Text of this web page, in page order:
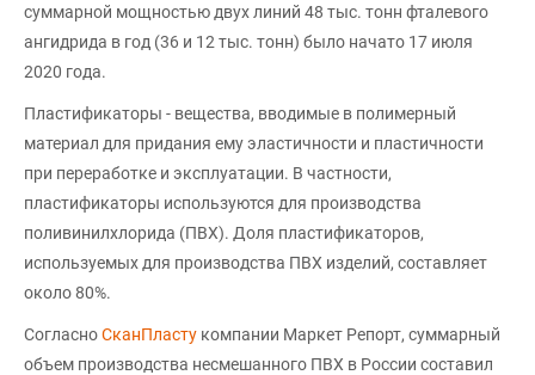
суммарной мощностью двух линий 48 тыс. тонн фталевого
ангидрида в год (36 и 12 тыс. тонн) было начато 17 июля
2020 года.
Пластификаторы - вещества, вводимые в полимерный
материал для придания ему эластичности и пластичности
при переработке и эксплуатации. В частности,
пластификаторы используются для производства
поливинилхлорида (ПВХ). Доля пластификаторов,
используемых для производства ПВХ изделий, составляет
около 80%.
СогласноСканПласту компании Маркет Репорт, суммарный
объем производства несмешанного ПВХ в России составил